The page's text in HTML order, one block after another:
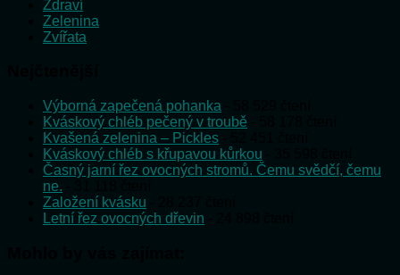
Zdraví
Zelenina
Zvířata
Výborná zapečená pohanka
Kváskový chléb pečený v troubě
Kvašená zelenina – Pickles
Kváskový chléb s křupavou kůrkou
Časný jarní řez ovocných stromů. Čemu svědčí, čemu
ne.
Založení kvásku
Letní řez ovocných dřevin